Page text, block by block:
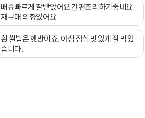
배송빠르게 잘받았어요 간편조리하기좋네요
재구매 의향있어요
흰 쌀밥은 햇반이죠. 아침 점심 맛있게 잘 먹었
습니다.